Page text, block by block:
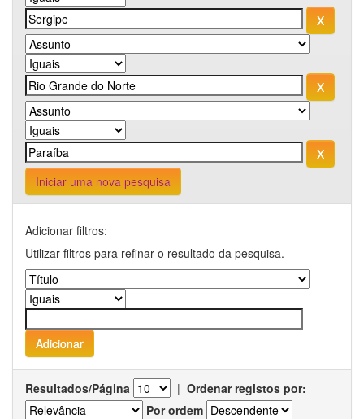
Iniciar uma nova pesquisa
Adicionar filtros:
Utilizar filtros para refinar o resultado da pesquisa.
Resultados/Página | Ordenar registos por:
Por ordem